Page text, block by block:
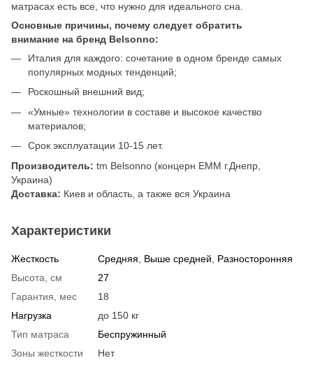
матрасах есть все, что нужно для идеального сна.
Основные причины, почему следует обратить
внимание на бренд Belsonno:
Италия для каждого: сочетание в одном бренде самых
популярных модных тенденций;
Роскошный внешний вид;
«Умные» технологии в составе и высокое качество
материалов;
Срок эксплуатации 10-15 лет.
Производитель: tm Belsonno (концерн ЕММ г.Днепр,
Украина)
Доставка: Киев и область, а также вся Украина
Характеристики
Жесткость Средняя Выше средней
Разносторонняя
Высота, см
27
Гарантия, мес
18
Нагрузка
до 150 кг
Тип матраса
Беспружинный
Зоны жесткости
Нет